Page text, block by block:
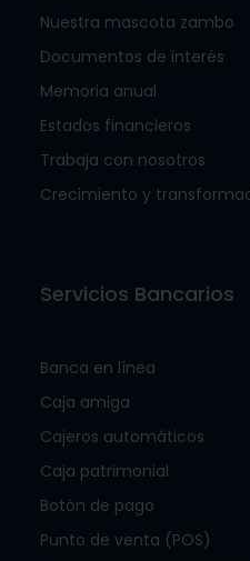
Nuestra mascota zambo
Documentos de interés
Memoria anual
Estados financieros
Trabaja con nosotros
Crecimiento y
Servicios Bancarios
Banca en línea
Caja amiga
Cajeros automáticos
Caja patrimonial
Botón de pago
Punto de venta (POS)